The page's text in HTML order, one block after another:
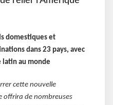
domestiques et
dans 23 pays, avec
latin au monde
cette nouvelle
offrira de nombreuses